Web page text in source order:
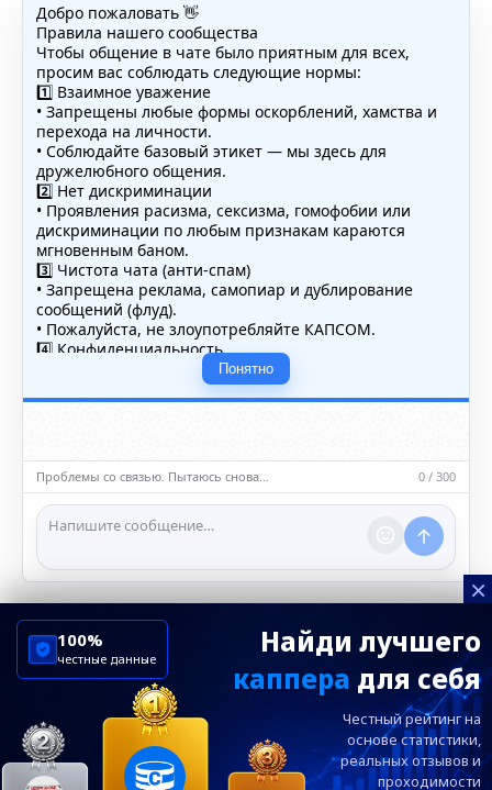
Добро пожаловать 👋
Правила нашего сообщества
Чтобы общение в чате было приятным для всех,
просим вас соблюдать следующие нормы:
1️⃣ Взаимное уважение
• Запрещены любые формы оскорблений, хамства и
перехода на личности.
• Соблюдайте базовый этикет — мы здесь для
дружелюбного общения.
2️⃣ Нет дискриминации
• Проявления расизма, сексизма, гомофобии или
дискриминации по любым признакам караются
мгновенным баном.
3️⃣ Чистота чата (анти-спам)
• Запрещена реклама, самопиар и дублирование
сообщений (флуд).
• Пожалуйста, не злоупотребляйте КАПСОМ.
4️⃣ Конфиденциальность
• Не публикуйте личные данные — свои или чужие
(телефоны, адреса, документы).
5️⃣ Уместность контента
насилию.
ℹ️ Модераторы и администраторы вправе удалять
сообщения и ограничивать доступ к чату при
нарушении правил.
Понятно
Проблемы со связью. Пытаюсь снова… 0 / 300
×
Найди лучшего
каппера для себя
Честный рейтинг на
основе статистики,
реальныхотзывов и
проходимости
100%
честные данные
ChelseaBluesRu
ФК Челси
Посетителям
Информация